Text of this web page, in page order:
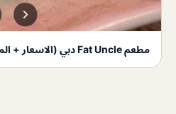
مطعم Fat Uncle دبي (الاسعار + المنيو + الموقع)